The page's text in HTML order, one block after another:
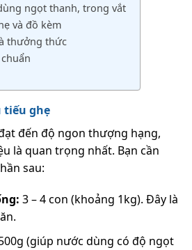
ngọt thanh, trong vắt
và đồ kèm
thưởng thức
tiếu ghẹ
đến độ ngon thượng hạng,
là quan trọng nhất. Bạn cần
sau:
3 – 4 con (khoảng 1kg). Đây là
(giúp nước dùng có độ ngọt